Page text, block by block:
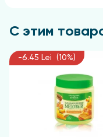
шампуню
ополосните
С этим
-6.45 Lei (10%)